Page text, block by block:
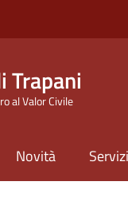
Trapani
al Valor Civile
Novità Servizi